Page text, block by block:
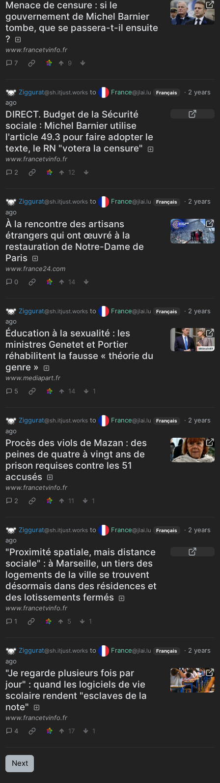
Menace de censure : si le
gouvernement de Michel Barnier
tombe, que se passera-t-il ensuite
?
www.francetvinfo.fr
7
9
Ziggurat@sh.itjust.worksto France@jlai.lu Français · 2 years
ago
DIRECT. Budget de la Sécurité
sociale : Michel Barnier utilise
l'article 49.3 pour faire adopter le
texte, le RN "votera la censure"
www.francetvinfo.fr
2
12
Ziggurat@sh.itjust.worksto France@jlai.lu Français · 2 years
ago
À la rencontre des artisans
étrangers qui ont œuvré à la
restauration de Notre-Dame de
Paris
www.france24.com
0
14
Ziggurat@sh.itjust.worksto France@jlai.lu Français · 2 years
ago
Éducation à la sexualité : les
ministres Genetet et Portier
réhabilitent la fausse « théorie du
genre »
www.mediapart.fr
5
14 1
Ziggurat@sh.itjust.worksto France@jlai.lu Français · 2 years
ago
Procès des viols de Mazan : des
peines de quatre à vingt ans de
prison requises contre les 51
accusés
www.francetvinfo.fr
2
11 1
Ziggurat@sh.itjust.worksto France@jlai.lu Français · 2 years
ago
"Proximité spatiale, mais distance
sociale" : à Marseille, un tiers des
logements de la ville se trouvent
désormais dans des résidences et
des lotissements fermés
www.francetvinfo.fr
1
5 1
Ziggurat@sh.itjust.worksto France@jlai.lu Français · 2 years
ago
"Je regarde plusieurs fois par
jour" : quand les logiciels de vie
scolaire rendent "esclaves de la
note"
www.francetvinfo.fr
4
17 1
Next